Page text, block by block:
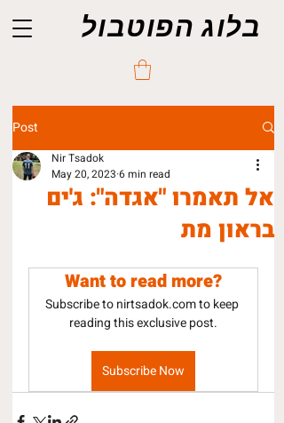
בלוג הפוטבול
Post
אל תאמרו "אגדה": ג'ים
בראון מת
Nir Tsadok
May 20, 2023 6 min read
Want to read more?
Subscribe to nirtsadok.com to keep
reading this exclusive post.
Subscribe Now